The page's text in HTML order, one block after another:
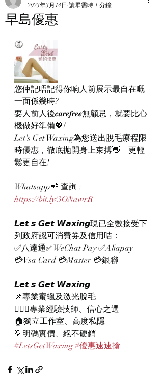
早島優惠
2023年3月14日 讀畢需時 1 分鐘
您仲記唔記得你响人前展示最自在嘅
一面係幾時?
要人前人後𝒄𝒂𝒓𝒆𝒇𝒓𝒆𝒆無顧忌，就要比心
機做好準備💖!
Let's Get Waxing為您送出脫毛療程限
時優惠，徹底抛開身上束搏👋🏻更輕
鬆更自在!
Whatsapp📲 查詢 :
https://bit.ly/3ONawrR
𝙇𝙚𝙩'𝙨 𝙂𝙚𝙩 𝙒𝙖𝙭𝙞𝙣𝙜現已全數接受下
列政府認可消費券及信用咭：
✅八達通✅WeChat Pay ✅Aliapay
💳Vsa Card 💳Master 💳銀聯
𝙇𝙚𝙩'𝙨 𝙂𝙚𝙩 𝙒𝙖𝙭𝙞𝙣𝙜
📌專業蜜蠟及激光脫毛
👨🏻‍⚕️專業經驗技師、信心之選
🏠獨立工作室、高度私隱
💡明碼實價、絕不硬銷
#LetsGetWaxing #優惠速速搶